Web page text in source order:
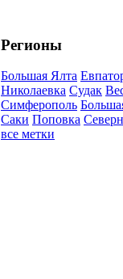
Регионы
Большая Ялта
Николаевка Судак
Симферополь
Саки Поповка
все метки